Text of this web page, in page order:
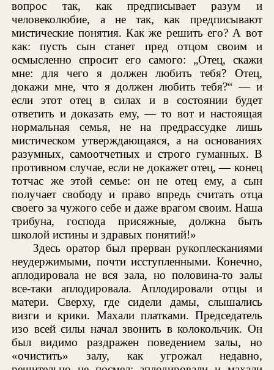
вопрос так, как предписывает разум и
человеколюбие, а не так, как предписывают
мистические понятия. Как же решить его? А вот
как: пусть сын станет пред отцом своим и
осмысленно спросит его самого: „Отец, скажи
мне: для чего я должен любить тебя? Отец,
докажи мне, что я должен любить тебя?“ — и
если этот отец в силах и в состоянии будет
ответить и доказать ему, — то вот и настоящая
нормальная семья, не на предрассудке лишь
мистическом утверждающаяся, а на основаниях
разумных, самоотчетных и строго гуманных. В
противном случае, если не докажет отец, — конец
тотчас же этой семье: он не отец ему, а сын
получает свободу и право впредь считать отца
своего за чужого себе и даже врагом своим. Наша
трибуна, господа присяжные, должна быть
школой истины и здравых понятий!»
Здесь оратор был прерван рукоплесканиями
неудержимыми, почти исступленными. Конечно,
аплодировала не вся зала, но половина-то залы
все-таки аплодировала. Аплодировали отцы и
матери. Сверху, где сидели дамы, слышались
визги и крики. Махали платками. Председатель
изо всей силы начал звонить в колокольчик. Он
был видимо раздражен поведением залы, но
«очистить» залу, как угрожал недавно,